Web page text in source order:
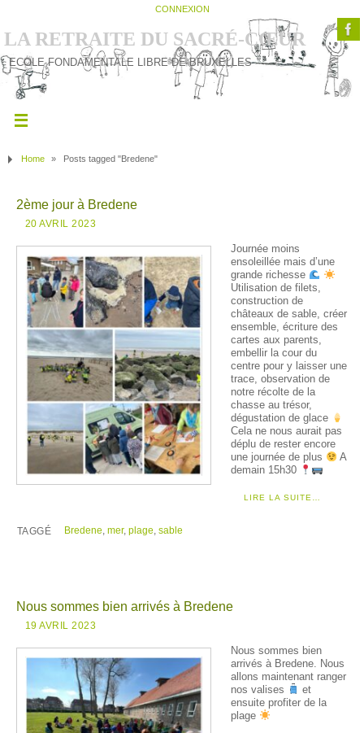
CONNEXION
LA RETRAITE DU SACRÉ-CŒUR
ECOLE FONDAMENTALE LIBRE DE BRUXELLES
Home » Posts tagged "Bredene"
2ème jour à Bredene
20 AVRIL 2023
Journée moins
ensoleillée mais d’une
grande richesse
Utilisation de filets,
construction de
châteaux de sable, créer
ensemble, écriture des
cartes aux parents,
embellir la cour du
centre pour y laisser une
trace, observation de
notre récolte de la
chasse au trésor,
dégustation de glace
Cela ne nous aurait pas
déplu de rester encore
une journée de plus
A
demain 15h30
LIRE LA SUITE…
TAGGÉ Bredene,mer,plage,sable
Nous sommes bien arrivés à Bredene
19 AVRIL 2023
Nous sommes bien
arrivés à Bredene. Nous
allons maintenant ranger
nos valises
et
ensuite profiter de la
plage